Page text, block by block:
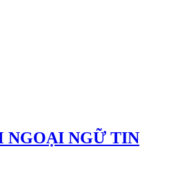
NGOẠI NGỮ TIN